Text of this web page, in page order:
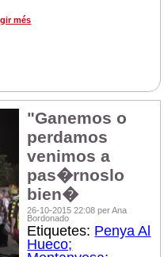
més
"Ganemos o
perdamos
venimos a
pas�rnoslo
bien�
26-10-2015 22:08 per Ana
Bordonado
Etiquetes: Penya Al
Hueco;